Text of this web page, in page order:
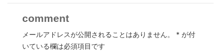
comment
メールアドレスが公開されることはありません。 * が付
いている欄は必須項目です